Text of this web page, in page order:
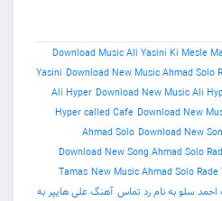
Download Music Ali Yasini Ki Mesle
Yasini Download New Music Ahmad Solo
Ali Hyper Download New Music Ali
Hyper called Cafe Download New
Ahmad Solo Download New
Download New Song Ahmad Solo
Tamas New Music Ahmad Solo Rade
سلو به نام رد تماس آهنگ علی هایپر به